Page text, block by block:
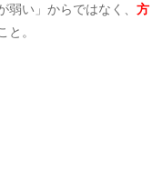
弱い」からではなく、方
と。